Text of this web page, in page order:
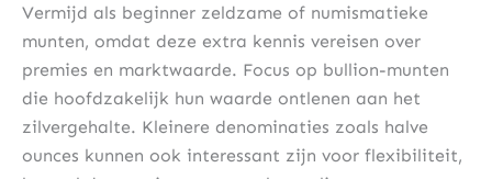
Vermijd als beginner zeldzame of numismatieke
munten, omdat deze extra kennis vereisen over
premies en marktwaarde. Focus op bullion-munten
die hoofdzakelijk hun waarde ontlenen aan het
zilvergehalte. Kleinere denominaties zoals halve
ounces kunnen ook interessant zijn voor flexibiliteit,